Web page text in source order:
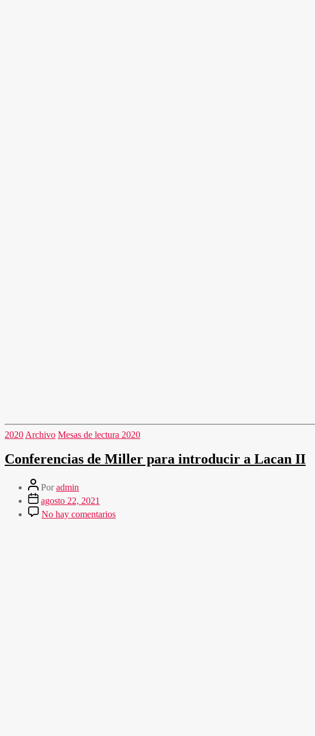
2020 Archivo Mesas de lectura 2020
Conferencias de Miller para introducir a Lacan II
Poradmin
agosto 22, 2021
No hay comentarios